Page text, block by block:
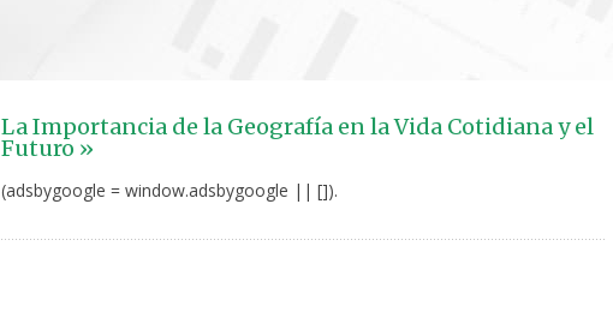
La Importancia de la Geografía en la Vida Cotidiana y el
Futuro »
(adsbygoogle = window.adsbygoogle || []).